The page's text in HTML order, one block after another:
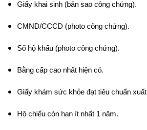
Giấy khai sinh (bản sao công chứng).
CMND/CCCD (photo công chứng).
Sổ hộ khẩu (photo công chứng).
Bằng cấp cao nhất hiện có.
Giấy khám sức khỏe đạt tiêu chuẩn
Hộ chiếu còn hạn ít nhất 1 năm.